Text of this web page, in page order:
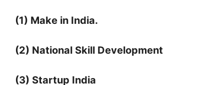
(1) Make in India.
(2) National Skill Development
(3) Startup India